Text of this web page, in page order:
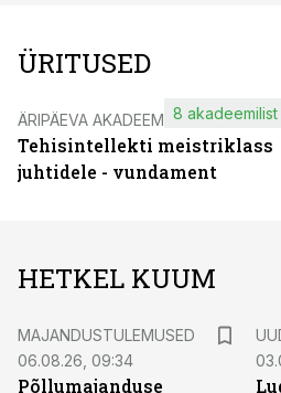
ÜRITUSED
ÄRIPÄEVA AKADEEMIA
Tehisintellekti meistriklass
juhtidele - vundament
8 akadeemilist
HETKEL KUUM
MAJANDUSTULEMUSED
06.08.26, 09:34
Põllumajanduse